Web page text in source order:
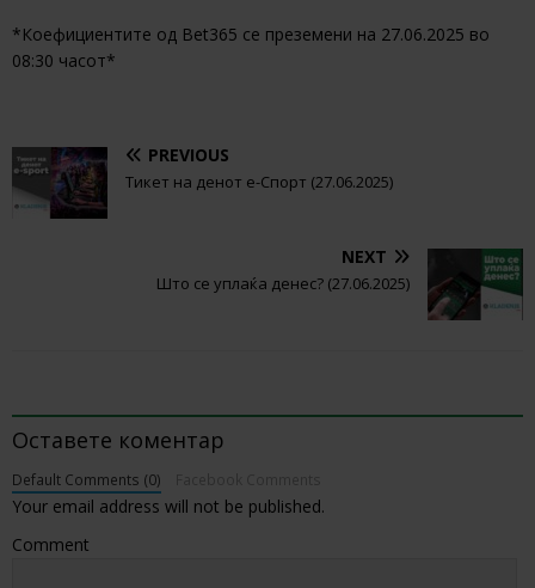
*Коефициентите од Bet365 се преземени на 27.06.2025 во
08:30 часот*
PREVIOUS
Тикет на денот е-Спорт (27.06.2025)
NEXT
Што се уплаќа денес? (27.06.2025)
Оставете коментар
Default Comments (0)
Your email address will not be published.
Comment